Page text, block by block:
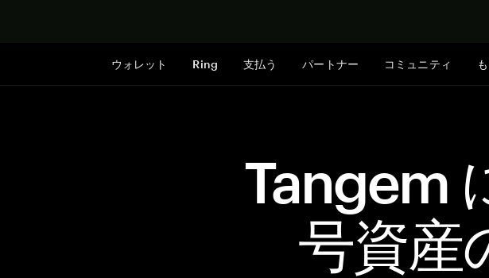
ウォレット Ring 支払う パートナー コミュニティ
Tangem
号資産